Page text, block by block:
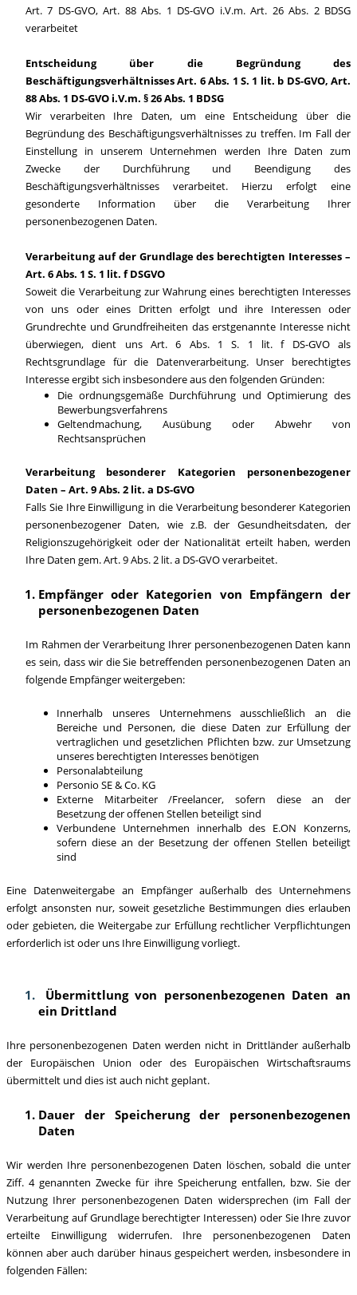
Art. 7 DS-GVO, Art. 88 Abs. 1 DS-GVO i.V.m. Art. 26 Abs. 2 BDSG
verarbeitet
Entscheidung über die Begründung des
Beschäftigungsverhältnisses Art. 6 Abs. 1 S. 1 lit. b DS-GVO, Art.
88 Abs. 1 DS-GVO i.V.m. § 26 Abs. 1 BDSG
Wir verarbeiten Ihre Daten, um eine Entscheidung über die
Begründung des Beschäftigungsverhältnisses zu treffen. Im Fall der
Einstellung in unserem Unternehmen werden Ihre Daten zum
Zwecke der Durchführung und Beendigung des
Beschäftigungsverhältnisses verarbeitet. Hierzu erfolgt eine
gesonderte Information über die Verarbeitung Ihrer
personenbezogenen Daten.
Verarbeitung auf der Grundlage des berechtigten Interesses –
Art. 6 Abs. 1 S. 1 lit. f DSGVO
Soweit die Verarbeitung zur Wahrung eines berechtigten Interesses
von uns oder eines Dritten erfolgt und ihre Interessen oder
Grundrechte und Grundfreiheiten das erstgenannte Interesse nicht
überwiegen, dient uns Art. 6 Abs. 1 S. 1 lit. f DS-GVO als
Rechtsgrundlage für die Datenverarbeitung. Unser berechtigtes
Interesse ergibt sich insbesondere aus den folgenden Gründen:
Die ordnungsgemäße Durchführung und Optimierung des
Bewerbungsverfahrens
Geltendmachung, Ausübung oder Abwehr von
Rechtsansprüchen
Verarbeitung besonderer Kategorien personenbezogener
Daten – Art. 9 Abs. 2 lit. a DS-GVO
Falls Sie Ihre Einwilligung in die Verarbeitung besonderer Kategorien
personenbezogener Daten, wie z.B. der Gesundheitsdaten, der
Religionszugehörigkeit oder der Nationalität erteilt haben, werden
Ihre Daten gem. Art. 9 Abs. 2 lit. a DS-GVO verarbeitet.
Empfänger oder Kategorien von Empfängern der
personenbezogenen Daten
Im Rahmen der Verarbeitung Ihrer personenbezogenen Daten kann
es sein, dass wir die Sie betreffenden personenbezogenen Daten an
folgende Empfänger weitergeben:
Innerhalb unseres Unternehmens ausschließlich an die
Bereiche und Personen, die diese Daten zur Erfüllung der
vertraglichen und gesetzlichen Pflichten bzw. zur Umsetzung
unseres berechtigten Interesses benötigen
Personalabteilung
Personio SE & Co. KG
Externe Mitarbeiter /Freelancer, sofern diese an der
Besetzung der offenen Stellen beteiligt sind
Verbundene Unternehmen innerhalb des E.ON Konzerns,
sofern diese an der Besetzung der offenen Stellen beteiligt
sind
Eine Datenweitergabe an Empfänger außerhalb des Unternehmens
erfolgt ansonsten nur, soweit gesetzliche Bestimmungen dies erlauben
oder gebieten, die Weitergabe zur Erfüllung rechtlicher Verpflichtungen
erforderlich ist oder uns Ihre Einwilligung vorliegt.
Übermittlung von personenbezogenen Daten an
ein Drittland
Ihre personenbezogenen Daten werden nicht in Drittländer außerhalb
der Europäischen Union oder des Europäischen Wirtschaftsraums
übermittelt und dies ist auch nicht geplant.
Dauer der Speicherung der personenbezogenen
Daten
Wir werden Ihre personenbezogenen Daten löschen, sobald die unter
Ziff. 4 genannten Zwecke für ihre Speicherung entfallen, bzw. Sie der
Nutzung Ihrer personenbezogenen Daten widersprechen (im Fall der
Verarbeitung auf Grundlage berechtigter Interessen) oder Sie Ihre zuvor
erteilte Einwilligung widerrufen. Ihre personenbezogenen Daten
können aber auch darüber hinaus gespeichert werden, insbesondere in
folgenden Fällen: